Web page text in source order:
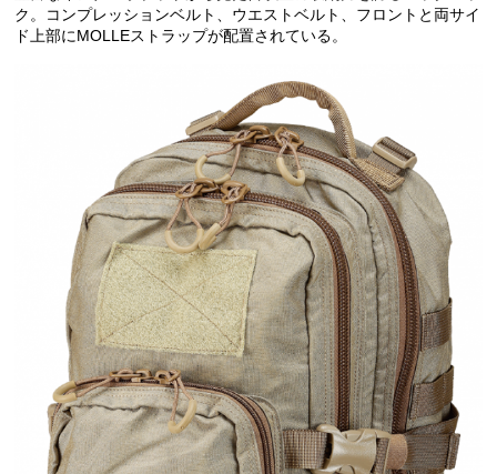
ク。コンプレッションベルト、ウエストベルト、フロントと両サイ
ド上部にMOLLEストラップが配置されている。